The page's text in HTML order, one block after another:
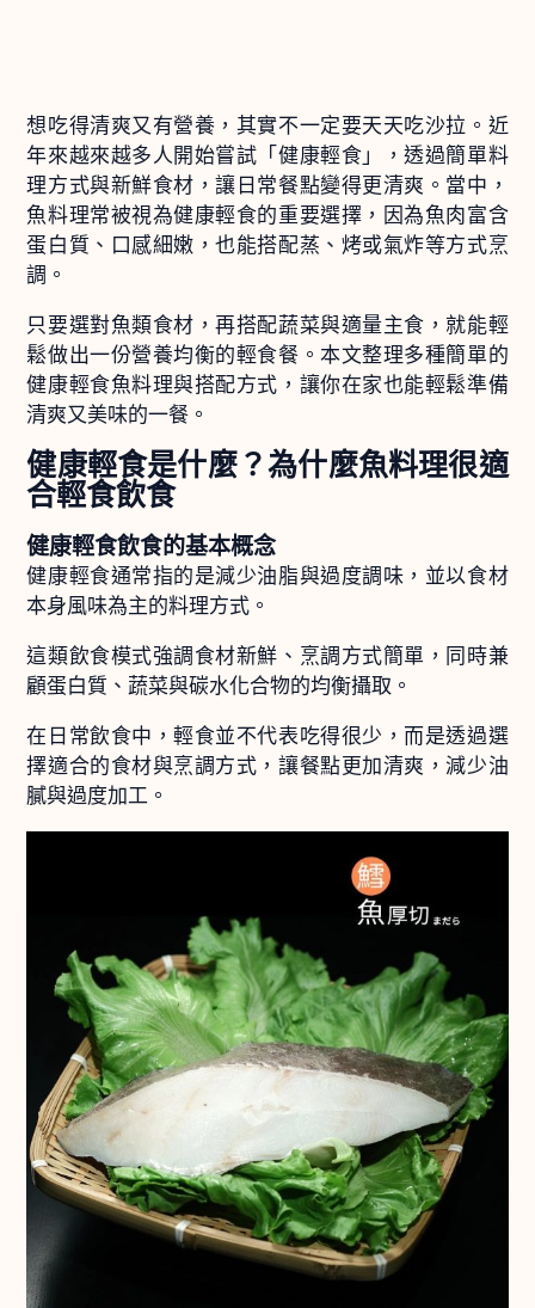
想吃得清爽又有營養，其實不一定要天天吃沙拉。近
年來越來越多人開始嘗試「健康輕食」，透過簡單料
理方式與新鮮食材，讓日常餐點變得更清爽。當中，
魚料理常被視為健康輕食的重要選擇，因為魚肉富含
蛋白質、口感細嫩，也能搭配蒸、烤或氣炸等方式烹
調。
只要選對魚類食材，再搭配蔬菜與適量主食，就能輕
鬆做出一份營養均衡的輕食餐。本文整理多種簡單的
健康輕食魚料理與搭配方式，讓你在家也能輕鬆準備
清爽又美味的一餐。
健康輕食是什麼？為什麼魚料理很適
合輕食飲食
健康輕食飲食的基本概念
健康輕食通常指的是減少油脂與過度調味，並以食材
本身風味為主的料理方式。
這類飲食模式強調食材新鮮、烹調方式簡單，同時兼
顧蛋白質、蔬菜與碳水化合物的均衡攝取。
在日常飲食中，輕食並不代表吃得很少，而是透過選
擇適合的食材與烹調方式，讓餐點更加清爽，減少油
膩與過度加工。